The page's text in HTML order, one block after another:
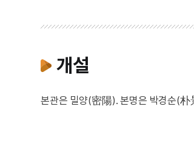
개설
본관은 밀양(密陽). 본명은 박경순(